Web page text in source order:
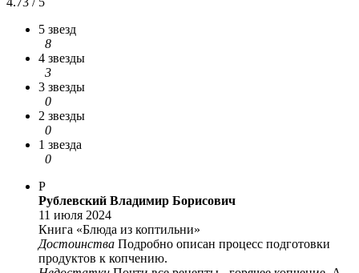
5 звезд
8
4 звезды
3
3 звезды
0
2 звезды
0
1 звезда
0
Р
Рублевский Владимир Борисович
11 июля 2024
Книга «Блюда из коптильни»
Достоинства Подробно описан процесс подготовки
продуктов к копчению.